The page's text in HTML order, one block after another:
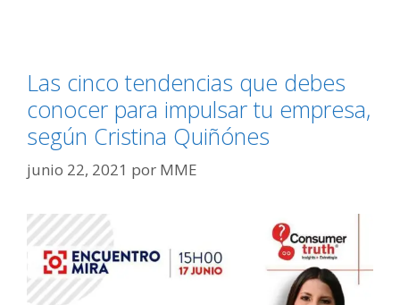
Las cinco tendencias que debes
conocer para impulsar tu empresa,
según Cristina Quiñónes
junio 22, 2021 por MME